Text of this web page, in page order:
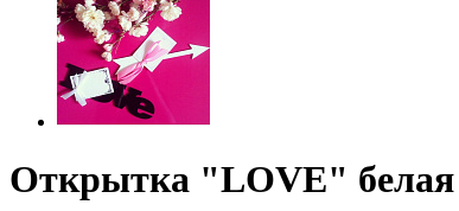
Открытка "LOVE" белая